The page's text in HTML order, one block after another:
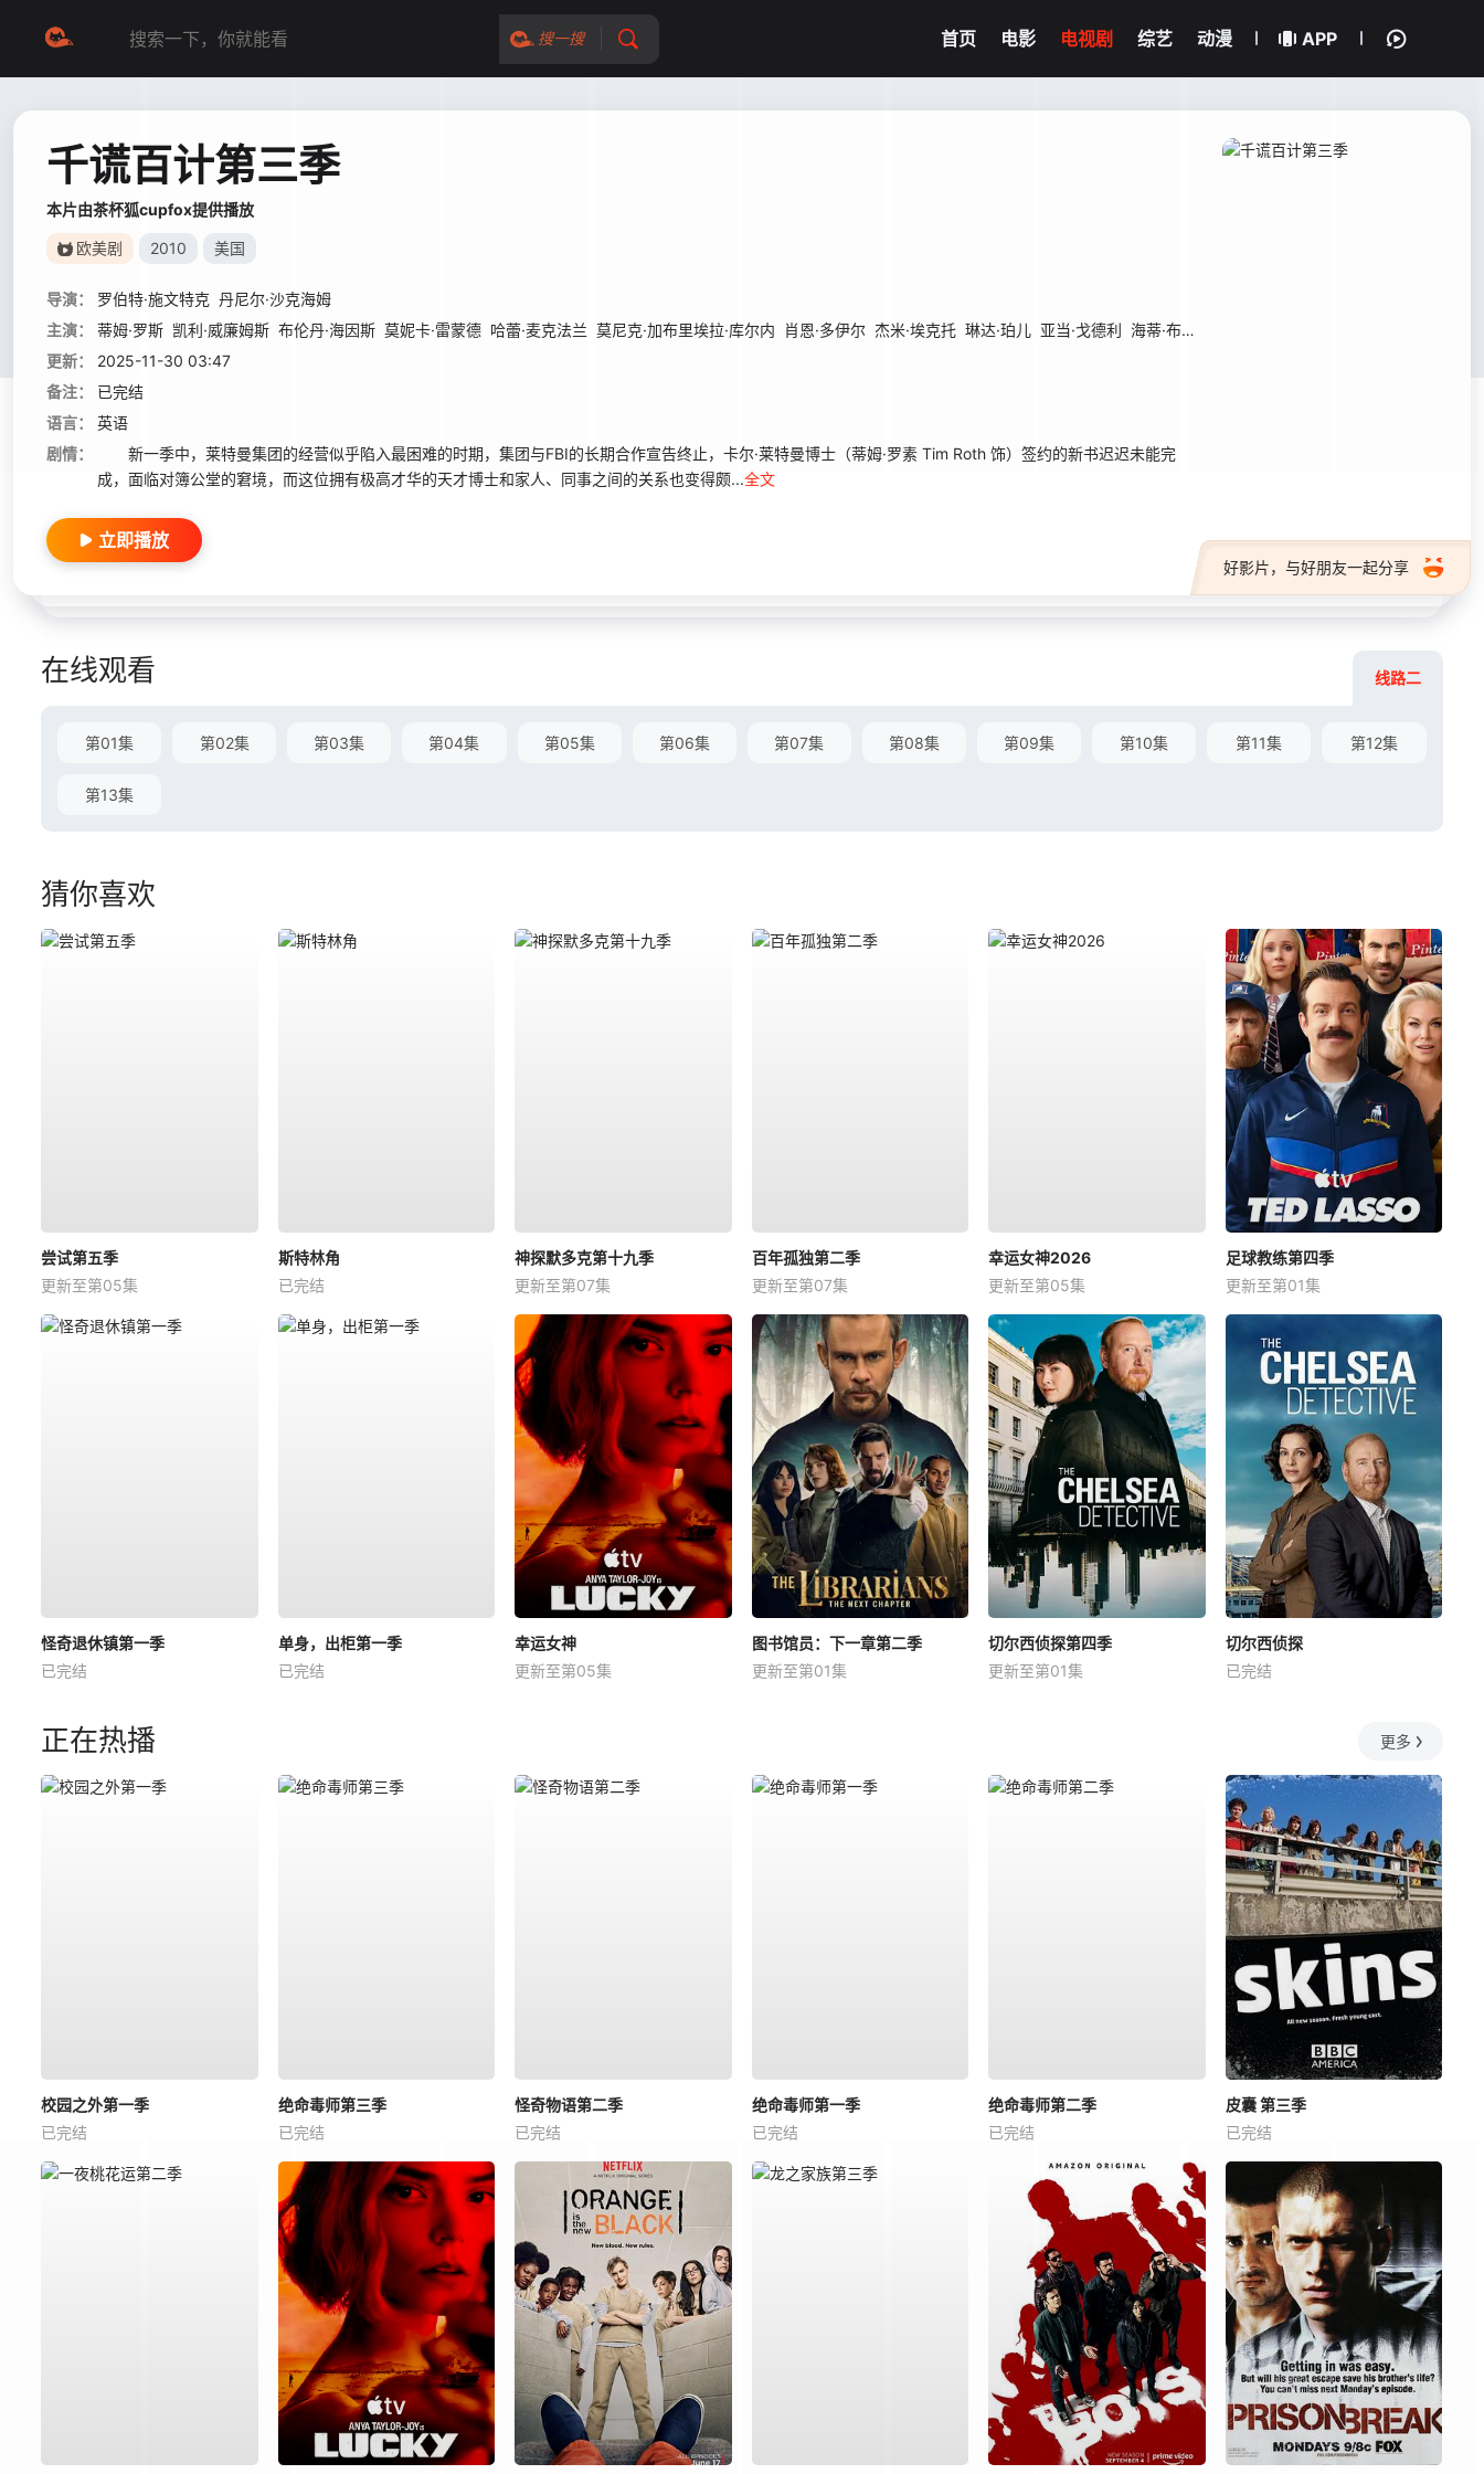
搜一搜 首页 电影 电视剧 综艺 动漫 APP
千谎百计第三季
本片由茶杯狐cupfox提供播放
欧美剧 2010 美国
导演： 罗伯特·施文特克 丹尼尔·沙克海姆
主演：
蒂姆·罗斯 凯利·威廉姆斯 布伦丹·海因斯 莫妮卡·雷蒙德 哈蕾·麦克法兰 莫尼克·加布里埃拉·库尔内 肖恩·多伊尔 杰米·埃克托 琳达·珀儿 亚当·戈德利 海蒂·布雷斯
更新：
2025-11-30 03:47
备注：
已完结
语言：
英语
剧情：
新一季中，莱特曼集团的经营似乎陷入最困难的时期，集团与FBI的长期合作宣告终止，卡尔·莱特曼博士（蒂姆·罗素 Tim Roth 饰）签约的新书迟迟未能完
成，面临对簿公堂的窘境，而这位拥有极高才华的天才博士和家人、同事之间的关系也变得颇...全文
好影片，与好朋友一起分享
立即播放
在线观看 线路二
第01集 第02集 第03集 第04集 第05集 第06集 第07集 第08集 第09集 第10集 第11集 第12集
第13集
猜你喜欢
尝试第五季
更新至第05集
斯特林角
已完结
神探默多克第十九季
更新至第07集
百年孤独第二季
更新至第07集
幸运女神2026
更新至第05集
足球教练第四季
更新至第01集
怪奇退休镇第一季
已完结
单身，出柜第一季
已完结
幸运女神
更新至第05集
图书馆员：下一章第二季
更新至第01集
切尔西侦探第四季
更新至第01集
切尔西侦探
已完结
正在热播 更多
校园之外第一季
已完结
绝命毒师第三季
已完结
怪奇物语第二季
已完结
绝命毒师第一季
已完结
绝命毒师第二季
已完结
皮囊 第三季
已完结